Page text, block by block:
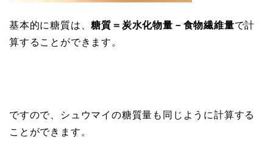
基本的に糖質は、糖質＝炭水化物量－食物繊維量で計
算することができます。
ですので、シュウマイの糖質量も同じように計算する
ことができます。